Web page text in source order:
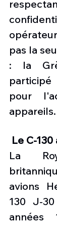
pas la
: la
pour
appareils.
Le C-
La
avions
130 J-
années